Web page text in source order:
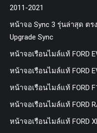
2011-2021
หน้าจอ Sync 3 รุ่นล่าสุด ตร
Upgrade Sync
หน้าจอเรือนไมล์แท้ FORD
หน้าจอเรือนไมล์แท้ FORD
หน้าจอเรือนไมล์แท้ FORD
หน้าจอเรือนไมล์แท้ FORD
หน้าจอเรือนไมล์แท้ FORD